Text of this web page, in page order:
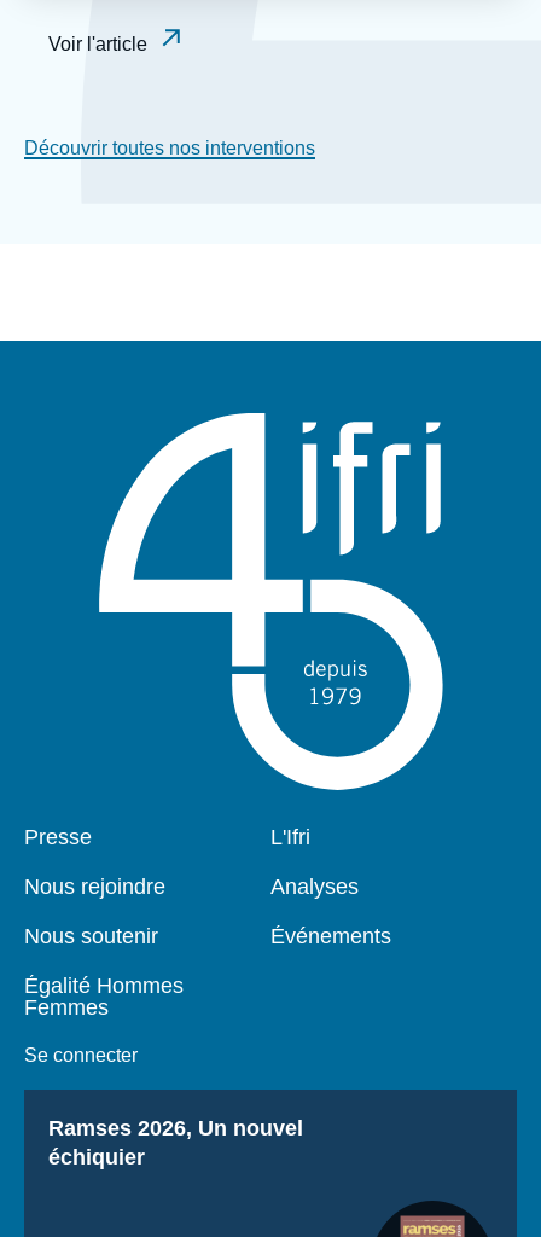
Voir l'article
Découvrir toutes nos interventions
Pied
page
Presse
Nous rejoindre
Nous soutenir
Égalité Hommes
Femmes
Se connecter
Navigation
L'Ifri
Analyses
Événements
Titre
Ramses 2026, Un nouvel
échiquier